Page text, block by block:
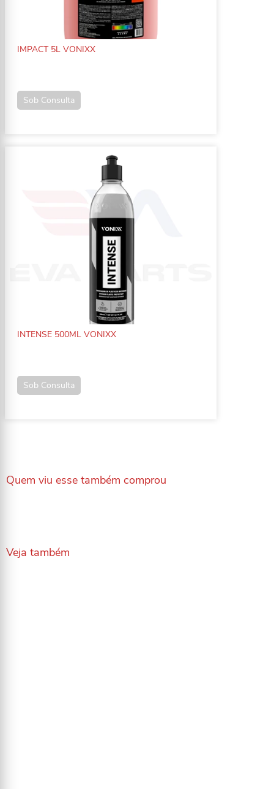
IMPACT 5L VONIXX
Sob Consulta
INTENSE 500ML VONIXX
Sob Consulta
Quem viu esse também comprou
Veja também